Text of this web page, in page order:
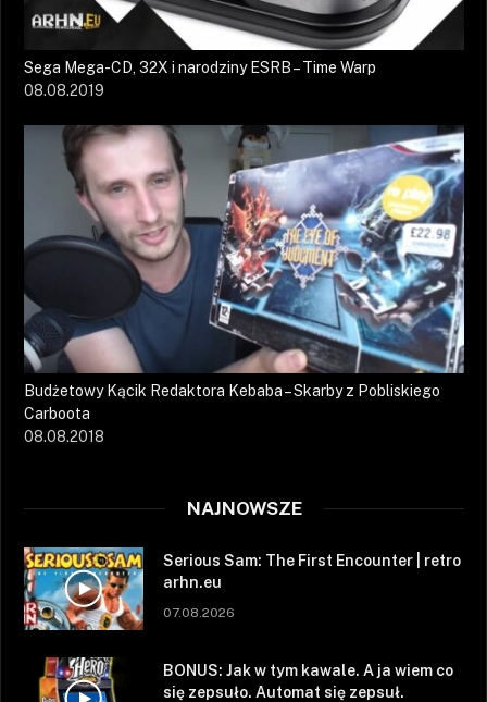
Sega Mega-CD, 32X i narodziny ESRB – Time Warp
08.08.2019
Budżetowy Kącik Redaktora Kebaba – Skarby z Pobliskiego
Carboota
08.08.2018
NAJNOWSZE
Serious Sam: The First Encounter | retro
arhn.eu
07.08.2026
BONUS: Jak w tym kawale. A ja wiem co
się zepsuło. Automat się zepsuł.